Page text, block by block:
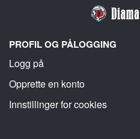
PROFIL OG PÅLOGGING
Logg på
Opprette en konto
Innstillinger for cookies